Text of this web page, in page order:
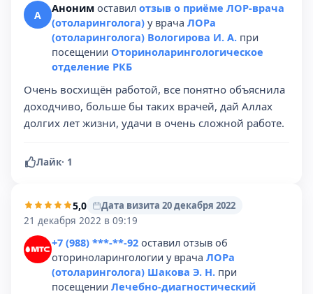
А Аноним оставил отзыв о приёме ЛОР-врача
(отоларинголога) у врача ЛОРа
(отоларинголога) Вологирова И. А. при
посещении Оториноларингологическое
отделение РКБ
Очень восхищён работой, все понятно объяснила
доходчиво, больше бы таких врачей, дай Аллах
долгих лет жизни, удачи в очень сложной работе.
Лайк· 1
5,0
Дата визита 20 декабря 2022
21 декабря 2022 в 09:19
+7 (988) ***-**-92 оставил отзыв об
оториноларингологии у врача ЛОРа
(отоларинголога) Шакова Э. Н. при
посещении Лечебно-диагностический